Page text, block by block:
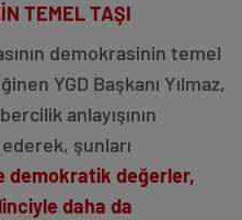
TEMEL TAŞI
demokrasinin temel
YGD Başkanı Yılmaz,
anlayışının
şunları
demokratik değerler,
daha da